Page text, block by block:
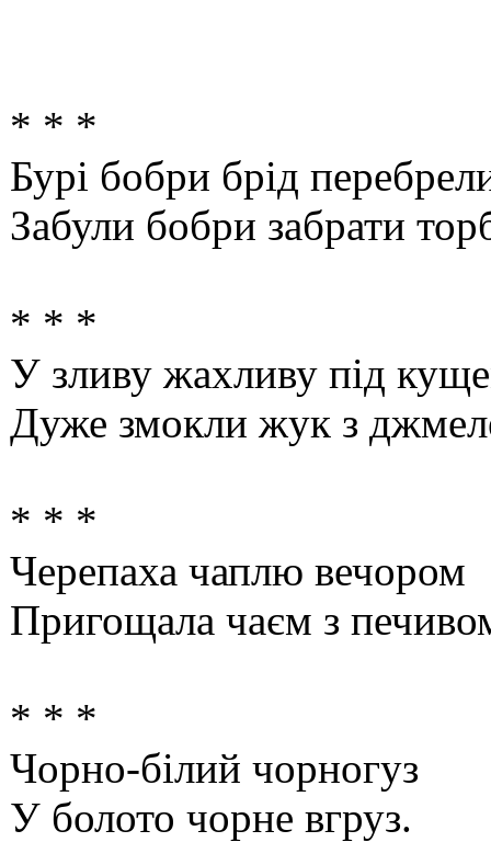
* * *
Бурі бобри брід
Забули бобри забрати
* * *
У зливу жахливу під
Дуже змокли жук з
* * *
Черепаха чаплю вечором
Пригощала чаєм з
* * *
Чорно-білий чорногуз
У болото чорне вгруз.